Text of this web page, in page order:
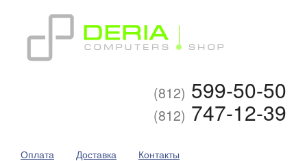
(812) 599-50-50
(812) 747-12-39
Оплата Доставка Контакты